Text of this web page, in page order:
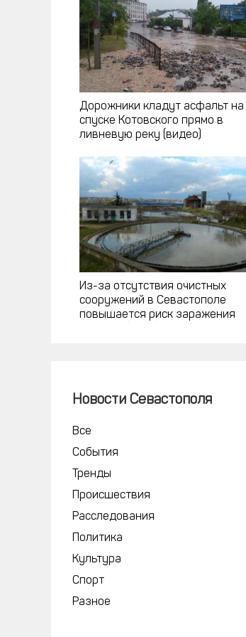
Дорожники кладут асфальт на
спуске Котовского прямо в
ливневую реку (видео)
Из-за отсутствия очистных
сооружений в Севастополе
повышается риск заражения
Новости Севастополя
Все
События
Тренды
Происшествия
Расследования
Политика
Культура
Спорт
Разное